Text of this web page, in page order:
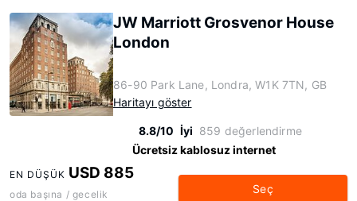
JW Marriott Grosvenor House
London
86-90 Park Lane, Londra, W1K 7TN, GB
Haritayı göster
8.8/10 İyi 859 değerlendirme
Ücretsiz kablosuz internet
EN DÜŞÜK USD 885
oda başına / gecelik Seç